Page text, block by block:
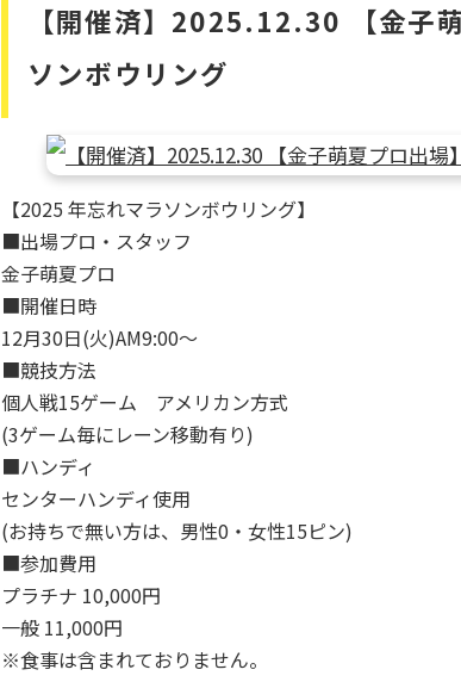
【開催済】2025.12.30 【金子
ソンボウリング
【2025 年忘れマラソンボウリング】
■出場プロ・スタッフ
金子萌夏プロ
■開催日時
12月30日(火)AM9:00～
■競技方法
個人戦15ゲーム アメリカン方式
(3ゲーム毎にレーン移動有り)
■ハンディ
センターハンディ使用
(お持ちで無い方は、男性0・女性15ピン)
■参加費用
プラチナ 10,000円
一般 11,000円
※食事は含まれておりません。